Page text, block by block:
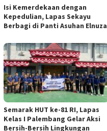
Isi Kemerdekaan dengan
Kepedulian, Lapas Sekayu
Berbagi di Panti Asuhan Elnuza
Semarak HUT ke-81 RI, Lapas
Kelas I Palembang Gelar Aksi
Bersih-Bersih Lingkungan